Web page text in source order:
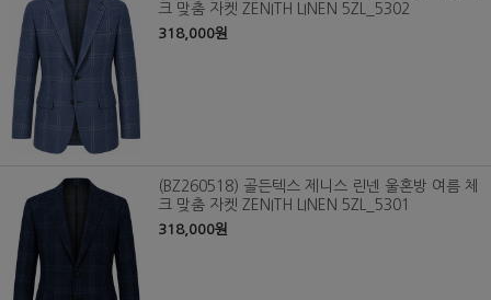
크 맞춤 자켓 ZENITH LINEN 5ZL_5302
318,000원
(BZ260518) 골든텍스 제니스 린넨 울혼방 여름 체
크 맞춤 자켓 ZENITH LINEN 5ZL_5301
318,000원